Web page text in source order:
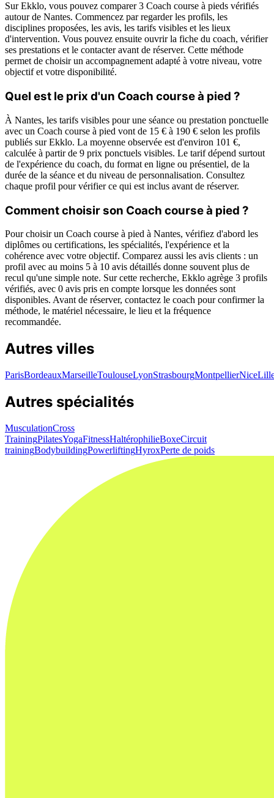
Sur Ekklo, vous pouvez comparer 3 Coach course à pieds vérifiés
autour de Nantes. Commencez par regarder les profils, les
disciplines proposées, les avis, les tarifs visibles et les lieux
d'intervention. Vous pouvez ensuite ouvrir la fiche du coach, vérifier
ses prestations et le contacter avant de réserver. Cette méthode
permet de choisir un accompagnement adapté à votre niveau, votre
objectif et votre disponibilité.
Quel est le prix d'un Coach course à pied ?
À Nantes, les tarifs visibles pour une séance ou prestation ponctuelle
avec un Coach course à pied vont de 15 € à 190 € selon les profils
publiés sur Ekklo. La moyenne observée est d'environ 101 €,
calculée à partir de 9 prix ponctuels visibles. Le tarif dépend surtout
de l'expérience du coach, du format en ligne ou présentiel, de la
durée de la séance et du niveau de personnalisation. Consultez
chaque profil pour vérifier ce qui est inclus avant de réserver.
Comment choisir son Coach course à pied ?
Pour choisir un Coach course à pied à Nantes, vérifiez d'abord les
diplômes ou certifications, les spécialités, l'expérience et la
cohérence avec votre objectif. Comparez aussi les avis clients : un
profil avec au moins 5 à 10 avis détaillés donne souvent plus de
recul qu'une simple note. Sur cette recherche, Ekklo agrège 3 profils
vérifiés, avec 0 avis pris en compte lorsque les données sont
disponibles. Avant de réserver, contactez le coach pour confirmer la
méthode, le matériel nécessaire, le lieu et la fréquence
recommandée.
Autres villes
ParisBordeauxMarseilleToulouseLyonStrasbourgMontpellierNice
Autres spécialités
MusculationCross
TrainingPilatesYogaFitnessHaltérophilieBoxeCircuit
trainingBodybuildingPowerliftingHyroxPerte de poids